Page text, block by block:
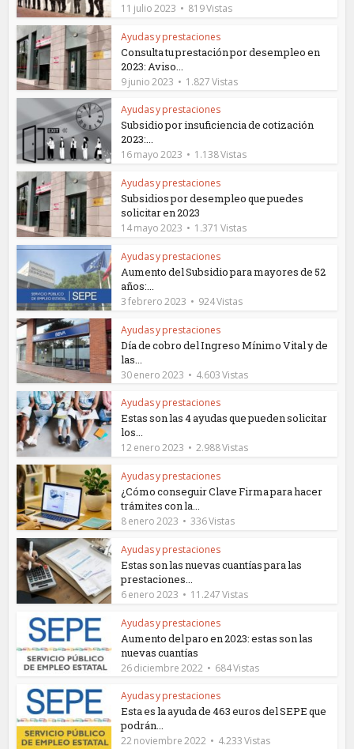
11 julio 2023 819 Vistas
Ayudas y prestaciones
Consulta tu prestación por desempleo en
2023: Aviso...
9 junio 2023 1.827 Vistas
Ayudas y prestaciones
Subsidio por insuficiencia de cotización
2023:...
16 mayo 2023 1.138 Vistas
Ayudas y prestaciones
Subsidios por desempleo que puedes
solicitar en 2023
14 mayo 2023 1.371 Vistas
Ayudas y prestaciones
Aumento del Subsidio para mayores de 52
años:...
3 febrero 2023 924 Vistas
Ayudas y prestaciones
Día de cobro del Ingreso Mínimo Vital y de
las...
30 enero 2023 4.603 Vistas
Ayudas y prestaciones
Estas son las 4 ayudas que pueden solicitar
los...
12 enero 2023 2.988 Vistas
Ayudas y prestaciones
¿Cómo conseguir Clave Firma para hacer
trámites con la...
8 enero 2023 336 Vistas
Ayudas y prestaciones
Estas son las nuevas cuantías para las
prestaciones...
6 enero 2023 11.247 Vistas
Ayudas y prestaciones
Aumento del paro en 2023: estas son las
nuevas cuantías
26 diciembre 2022 684 Vistas
Ayudas y prestaciones
Esta es la ayuda de 463 euros del SEPE que
podrán...
22 noviembre 2022 4.233 Vistas